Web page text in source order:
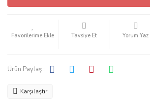
Tavsiye Et Yorum Yaz
Ürün Paylaş :
Karşılaştır